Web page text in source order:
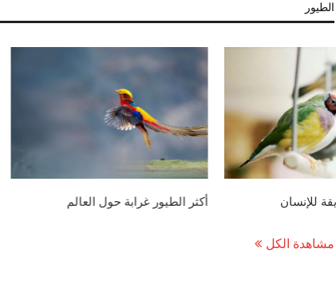
الطيور
الكلاب والطيور.. كيفية التدريب على
21 أنواع الببغاوات الهجينة
مشاهدة الكل